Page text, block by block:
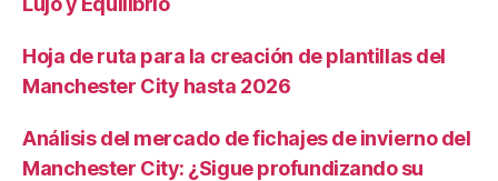
Hoja de ruta para la creación de plantillas del
Manchester City hasta 2026
Análisis del mercado de fichajes de invierno del
Manchester City: ¿Sigue profundizando su